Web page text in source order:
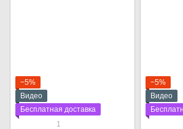
−5%
Видео
Бесплатная доставка
1
−5%
Видео